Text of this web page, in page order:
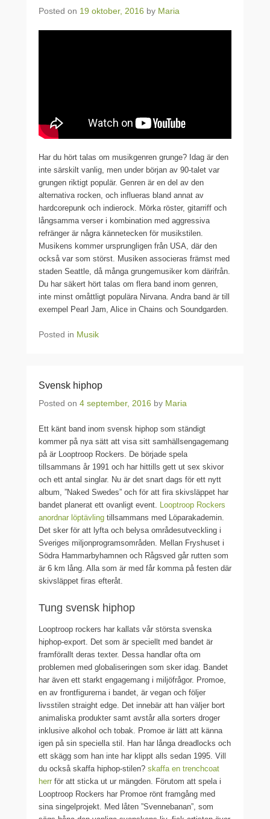
Posted on 19 oktober, 2016 by Maria
Har du hört talas om musikgenren grunge? Idag är den
inte särskilt vanlig, men under början av 90-talet var
grungen riktigt populär. Genren är en del av den
alternativa rocken, och influeras bland annat av
hardcorepunk och indierock. Mörka röster, gitarriff och
långsamma verser i kombination med aggressiva
refränger är några kännetecken för musikstilen.
Musikens kommer ursprungligen från USA, där den
också var som störst. Musiken associeras främst med
staden Seattle, då många grungemusiker kom därifrån.
Du har säkert hört talas om flera band inom genren,
inte minst omåttligt populära Nirvana. Andra band är till
exempel Pearl Jam, Alice in Chains och Soundgarden.
Posted in Musik
Svensk hiphop
Posted on 4 september, 2016 by Maria
Ett känt band inom svensk hiphop som ständigt
kommer på nya sätt att visa sitt samhällsengagemang
på är Looptroop Rockers. De började spela
tillsammans år 1991 och har hittills gett ut sex skivor
och ett antal singlar. Nu är det snart dags för ett nytt
album, ”Naked Swedes” och för att fira skivsläppet har
bandet planerat ett ovanligt event. Looptroop Rockers
anordnar löptävling tillsammans med Löparakademin.
Det sker för att lyfta och belysa områdesutveckling i
Sveriges miljonprogramsområden. Mellan Fryshuset i
Södra Hammarbyhamnen och Rågsved går rutten som
är 6 km lång. Alla som är med får komma på festen där
skivsläppet firas efteråt.
Tung svensk hiphop
Looptroop rockers har kallats vår största svenska
hiphop-export. Det som är speciellt med bandet är
framförallt deras texter. Dessa handlar ofta om
problemen med globaliseringen som sker idag. Bandet
har även ett starkt engagemang i miljöfrågor. Promoe,
en av frontfigurerna i bandet, är vegan och följer
livsstilen straight edge. Det innebär att han väljer bort
animaliska produkter samt avstår alla sorters droger
inklusive alkohol och tobak. Promoe är lätt att känna
igen på sin speciella stil. Han har långa dreadlocks och
ett skägg som han inte har klippt alls sedan 1995. Vill
du också skaffa hiphop-stilen? skaffa en trenchcoat
herr för att sticka ut ur mängden. Förutom att spela i
Looptroop Rockers har Promoe rönt framgång med
sina singelprojekt. Med låten ”Svennebanan”, som